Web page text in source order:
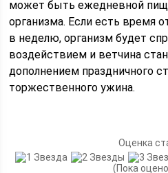
может быть ежедневной
организма. Если есть время
в неделю, организм будет
воздействием и ветчина
дополнением праздничного
торжественного ужина.
Оценка
(Пока